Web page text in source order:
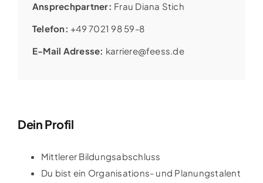
Ansprechpartner: Frau Diana Stich
Telefon:+49 7021 98 59-8
E-Mail Adresse: karriere@feess.de
Dein Profil
Mittlerer Bildungsabschluss
Du bist ein Organisations- und Planungstalent